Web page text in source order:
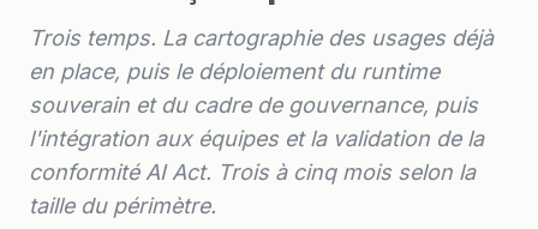
Trois temps. La cartographie des usages déjà
en place, puis le déploiement du runtime
souverain et du cadre de gouvernance, puis
l'intégration aux équipes et la validation de la
conformité AI Act. Trois à cinq mois selon la
taille du périmètre.